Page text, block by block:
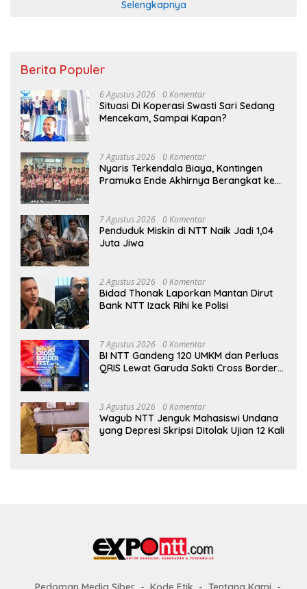
Selengkapnya
Berita Populer
6 Agustus 2026 0 Komentar
Situasi Di Koperasi Swasti Sari Sedang
Mencekam, Sampai Kapan?
7 Agustus 2026 0 Komentar
Nyaris Terkendala Biaya, Kontingen
Pramuka Ende Akhirnya Berangkat ke
7 Agustus 2026 0 Komentar
Penduduk Miskin di NTT Naik Jadi 1,04
Juta Jiwa
2 Agustus 2026 0 Komentar
Bidad Thonak Laporkan Mantan Dirut
Bank NTT Izack Rihi ke Polisi
7 Agustus 2026 0 Komentar
BI NTT Gandeng 120 UMKM dan Perluas
QRIS Lewat Garuda Sakti Cross Border
3 Agustus 2026 0 Komentar
Wagub NTT Jenguk Mahasiswi Undana
yang Depresi Skripsi Ditolak Ujian 12 Kali